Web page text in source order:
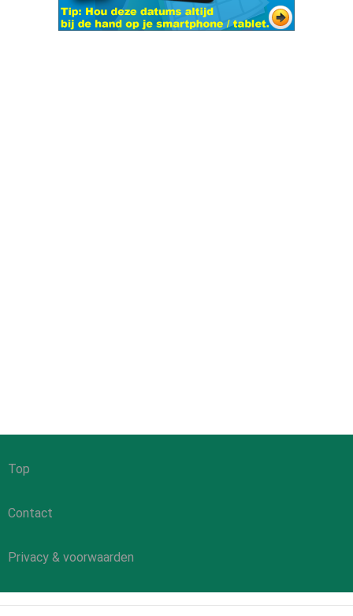
Top
Contact
Privacy & voorwaarden